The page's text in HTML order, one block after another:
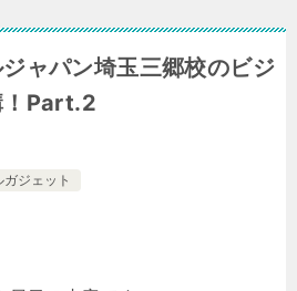
ャパン埼玉三郷校のビジ
！Part.2
ジェット